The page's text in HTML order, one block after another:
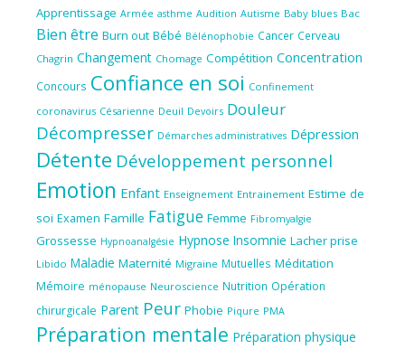
Apprentissage Armée asthme Audition Autisme Baby blues Bac
Bien être Burn out Bébé Bélénophobie Cancer Cerveau
Chagrin Changement Chomage Compétition Concentration
Concours Confiance en soi Confinement
coronavirus Césarienne Deuil Devoirs Douleur
Décompresser Démarches administratives Dépression
Détente Développement personnel
Emotion Enfant Enseignement Entrainement Estime de
soi Examen Famille Fatigue Femme Fibromyalgie
Grossesse Hypnoanalgésie Hypnose Insomnie Lacher prise
Libido Maladie Maternité Migraine Mutuelles Méditation
Mémoire ménopause Neuroscience Nutrition Opération
chirurgicale Parent Peur Phobie Piqure PMA
Préparation mentale Préparation physique